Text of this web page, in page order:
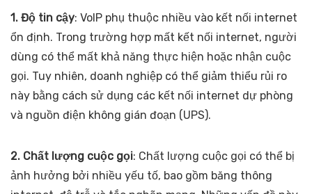
1. Độ tin cậy: VoIP phụ thuộc nhiều vào kết nối internet
ổn định. Trong trường hợp mất kết nối internet, người
dùng có thể mất khả năng thực hiện hoặc nhận cuộc
gọi. Tuy nhiên, doanh nghiệp có thể giảm thiểu rủi ro
này bằng cách sử dụng các kết nối internet dự phòng
và nguồn điện không gián đoạn (UPS).
2. Chất lượng cuộc gọi: Chất lượng cuộc gọi có thể bị
ảnh hưởng bởi nhiều yếu tố, bao gồm băng thông